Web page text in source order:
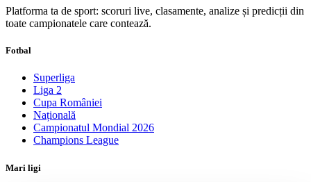
Platforma ta de sport: scoruri live, clasamente, analize și predicții din
toate campionatele care contează.
Fotbal
Superliga
Liga 2
Cupa României
Națională
Campionatul Mondial 2026
Champions League
Mari ligi